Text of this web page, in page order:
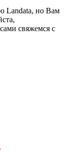
Landata, но Вам
свяжемся с